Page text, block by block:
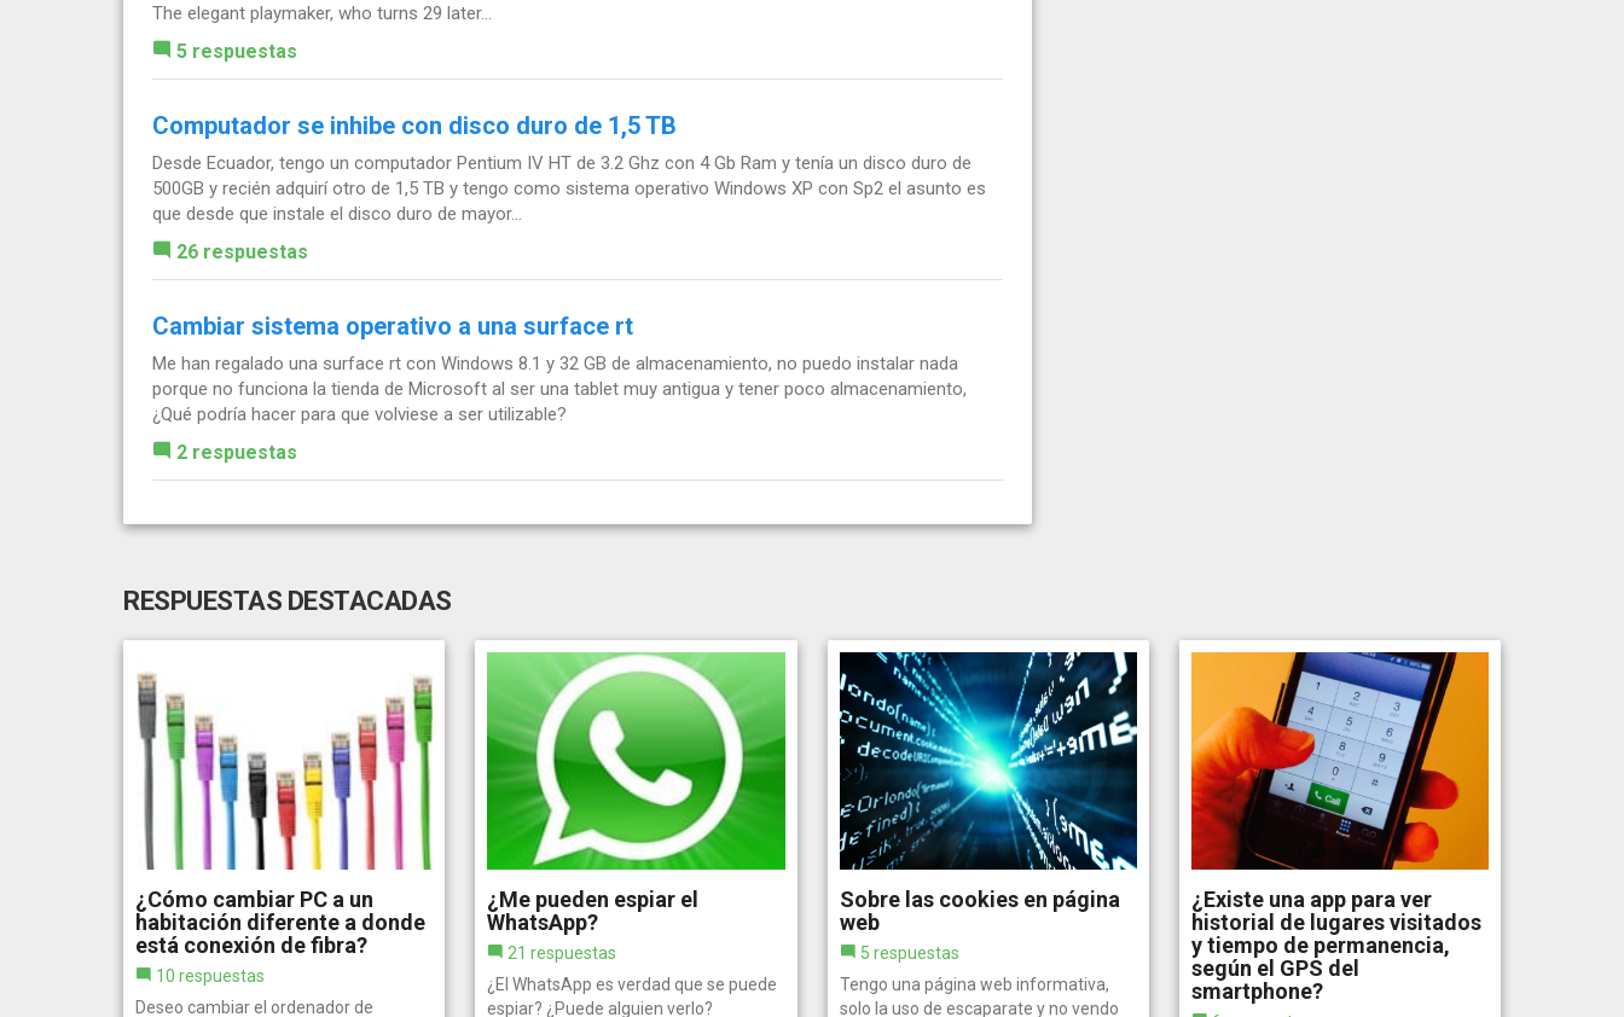
The elegant playmaker, who turns 29 later...
5 respuestas
Computador se inhibe con disco duro de 1,5 TB
Desde Ecuador, tengo un computador Pentium IV HT de 3.2 Ghz con 4 Gb Ram y tenía un disco duro de
500GB y recién adquirí otro de 1,5 TB y tengo como sistema operativo Windows XP con Sp2 el asunto es
que desde que instale el disco duro de mayor...
26 respuestas
Cambiar sistema operativo a una surface rt
Me han regalado una surface rt con Windows 8.1 y 32 GB de almacenamiento, no puedo instalar nada
porque no funciona la tienda de Microsoft al ser una tablet muy antigua y tener poco almacenamiento,
¿Qué podría hacer para que volviese a ser utilizable?
2 respuestas
RESPUESTAS DESTACADAS
¿Cómo cambiar PC a un
habitación diferente a donde
está conexión de fibra?
10 respuestas
Deseo cambiar el ordenador de
¿Me pueden espiar el
WhatsApp?
21 respuestas
¿El WhatsApp es verdad que se puede
espiar? ¿Puede alguien verlo?
Sobre las cookies en página
web
5 respuestas
Tengo una página web informativa,
solo la uso de escaparate y no vendo
¿Existe una app para ver
historial de lugares visitados
y tiempo de permanencia,
según el GPS del
smartphone?